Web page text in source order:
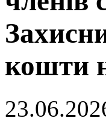
кошти